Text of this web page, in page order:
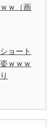
ｗ（画
ョート
ｗｗｗ